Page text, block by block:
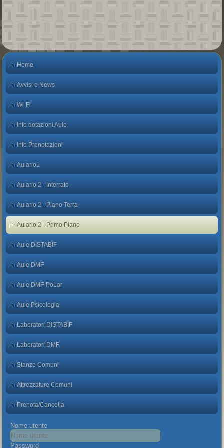
Home
Avvisi e News
Wi-Fi
Info dotazioni Aule
Info Prenotazioni
Aulario1
Aulario 2 - Interrato
Aulario 2 - Piano Terra
Aulario 2 - Primo Piano
Aule DISTABIF
Aule DMF
Aule DMF-PoLar
Aule Psicologia
Laboratori DISTABIF
Laboratori DMF
Stanze Comuni
Attrezzature Comuni
Prenota/Cancella
Nome utente
Password